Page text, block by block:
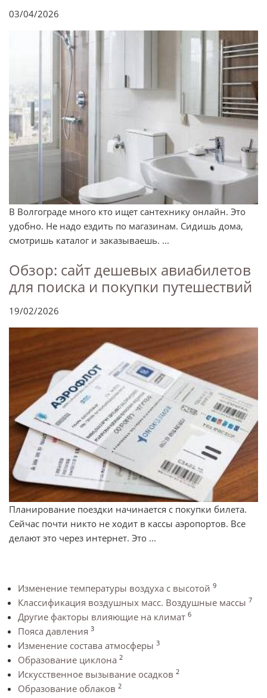
03/04/2026
В Волгограде много кто ищет сантехнику онлайн. Это
удобно. Не надо ездить по магазинам. Сидишь дома,
смотришь каталог и заказываешь. ...
Обзор: сайт дешевых авиабилетов
для поиска и покупки путешествий
19/02/2026
Планирование поездки начинается с покупки билета.
Сейчас почти никто не ходит в кассы аэропортов. Все
делают это через интернет. Это ...
Изменение температуры воздуха с высотой 9
Классификация воздушных масс. Воздушные массы 7
Другие факторы влияющие на климат 6
Пояса давления 3
Изменение состава атмосферы 3
Образование циклона 2
Искусственное вызывание осадков 2
Образование облаков 2